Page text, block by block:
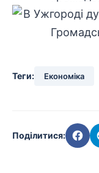
Теги: Економіка
Поділитися: